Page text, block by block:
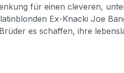
für einen cleveren,
Ex-Knacki Joe
es schaffen, ihre